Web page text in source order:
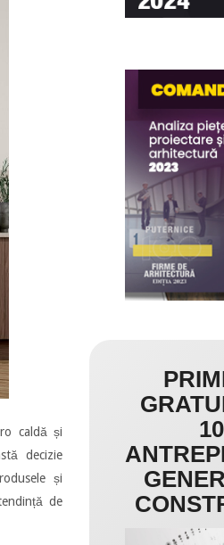
caldă și
decizie
și
de